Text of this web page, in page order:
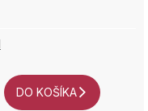
DO KOŠÍKA